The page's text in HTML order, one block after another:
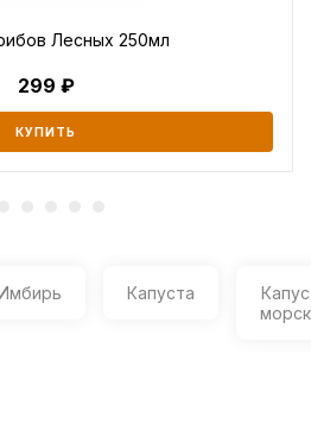
Лесных 250мл
299
КУПИТЬ
Капуста